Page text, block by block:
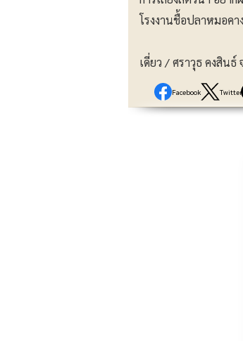
โรงงานชื้อปลาหมอค
เดี่ยว / ศราวุธ คงสินธ์
Facebook Twitter